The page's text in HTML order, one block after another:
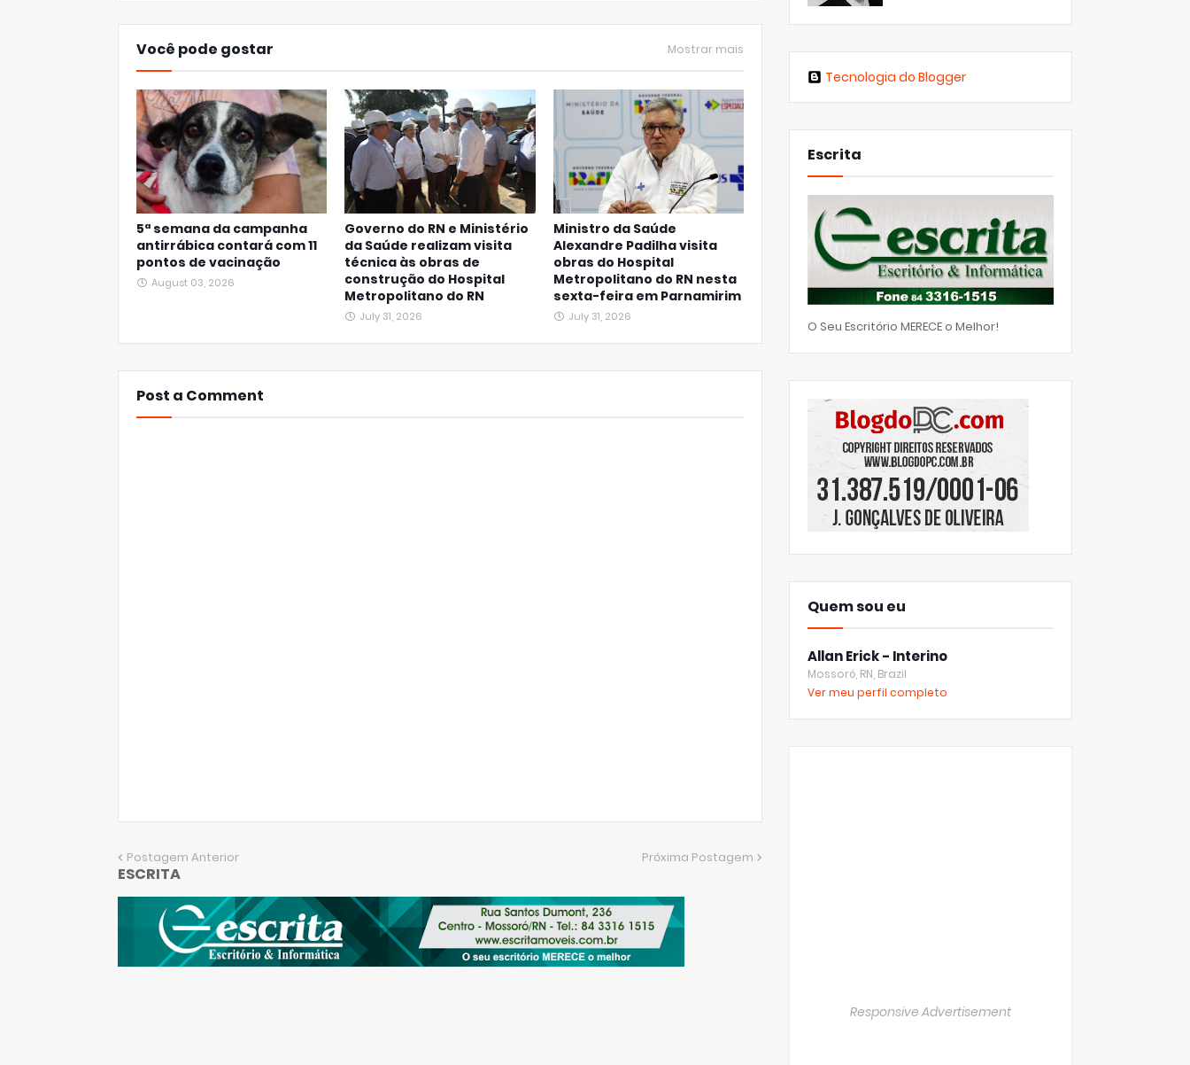
Você pode gostar Mostrar mais
5ª semana da campanha
antirrábica contará com 11
pontos de vacinação
August 03, 2026
Governo do RN e Ministério
da Saúde realizam visita
técnica às obras de
construção do Hospital
Metropolitano do RN
July 31, 2026
Ministro da Saúde
Alexandre Padilha visita
obras do Hospital
Metropolitano do RN nesta
sexta-feira em Parnamirim
July 31, 2026
Post a Comment
Postagem Anterior Próxima Postagem
ESCRITA
Tecnologia do Blogger
Escrita
O Seu Escritório MERECE o Melhor!
Quem sou eu
Allan Erick - Interino
Mossoró, RN, Brazil
Ver meu perfil completo
Responsive Advertisement